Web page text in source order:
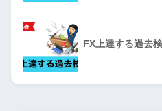
FX上達する過去